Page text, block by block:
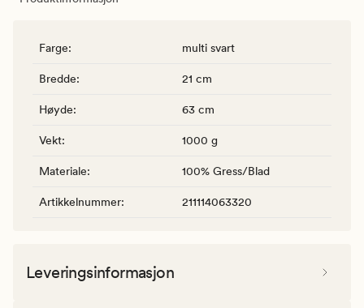
Farge: multi svart
Bredde: 21 cm
Høyde: 63 cm
Vekt: 1000 g
Materiale: 100% Gress/Blad
Artikkelnummer: 211114063320
Leveringsinformasjon